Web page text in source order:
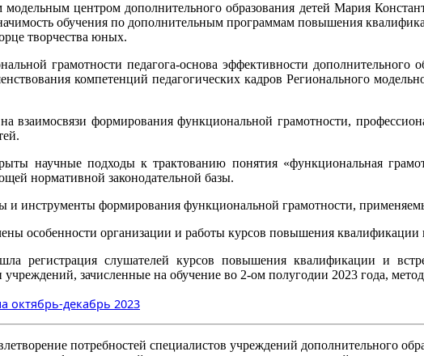
центром дополнительного образования детей Мария
обучения по дополнительным программам повышения
творчества юных.
грамотности педагога-основа эффективности дополнительного
компетенций педагогических кадров Регионального
взаимосвязи формирования функциональной грамотности,
научные подходы к трактованию понятия «функциональная
нормативной законодательной базы.
инструменты формирования функциональной грамотности,
особенности организации и работы курсов повышения квалификации
регистрация слушателей курсов повышения квалификации и
учреждений, зачисленные на обучение во 2-ом полугодии 2023 года,
октябрь-декабрь 2023
потребностей специалистов учреждений дополнительного